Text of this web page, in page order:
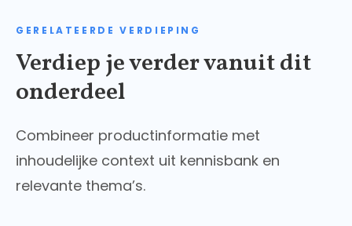
GERELATEERDE VERDIEPING
Verdiep je verder vanuit dit
onderdeel
Combineer productinformatie met
inhoudelijke context uit kennisbank en
relevante thema’s.